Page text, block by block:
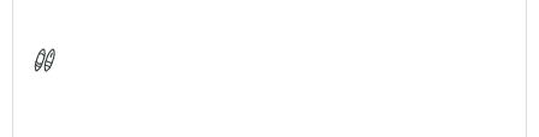
Non è una lezione, la guida surferà con voi e vi
porterà due volte al giorno nei migliori spot della